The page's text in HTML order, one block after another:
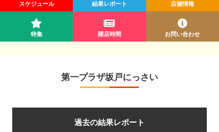
スケジュール 結果レポート 店舗情報
特集 開店時間 お問い合わせ
第一プラザ坂戸にっさい
過去の結果レポート